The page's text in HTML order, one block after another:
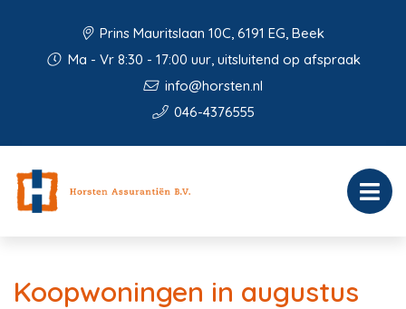
Prins Mauritslaan 10C, 6191 EG, Beek
Ma - Vr 8:30 - 17:00 uur, uitsluitend op afspraak
info@horsten.nl
046-4376555
Koopwoningen in augustus